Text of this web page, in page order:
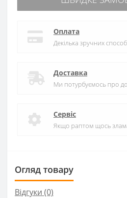
Оплата
Декілька зручних
Доставка
Ми потурбуємось про
Сервіс
Якщо раптом щось
Огляд товару
Відгуки (0)